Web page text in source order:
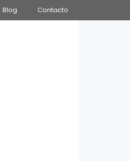
Blog Contacto